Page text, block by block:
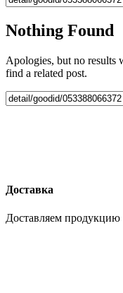
Nothing Found
Apologies, but no results
find a related post.
Доставка
Доставляем